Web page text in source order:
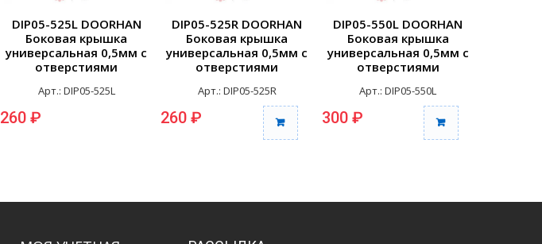
DIP05-525L DOORHAN
Боковая крышка
универсальная 0,5мм с
отверстиями
(шт.)
Арт.: DIP05-525L
260 ₽
DIP05-525R DOORHAN
Боковая крышка
универсальная 0,5мм с
отверстиями
правая (шт.)
Арт.: DIP05-525R
260 ₽
DIP05-550L DOORHAN
Боковая крышка
универсальная 0,5мм с
отверстиями
(шт.)
Арт.: DIP05-550L
300 ₽